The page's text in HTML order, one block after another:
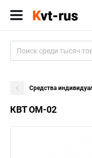
Средства
КВТ ОМ-02